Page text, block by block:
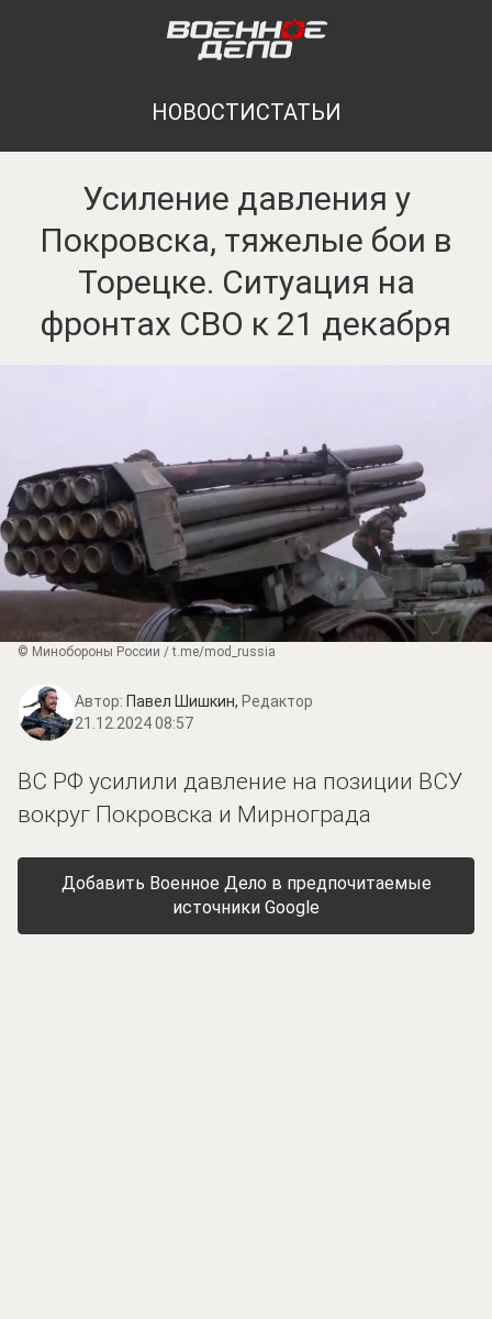
НОВОСТИСТАТЬИ
Усиление давления у
Покровска, тяжелые бои в
Торецке. Ситуация на
фронтах СВО к 21 декабря
© Минобороны России / t.me/mod_russia
Автор: Павел Шишкин, Редактор
21.12.2024 08:57
ВС РФ усилили давление на позиции ВСУ
вокруг Покровска и Мирнограда
Добавить Военное Дело в предпочитаемые
источники Google